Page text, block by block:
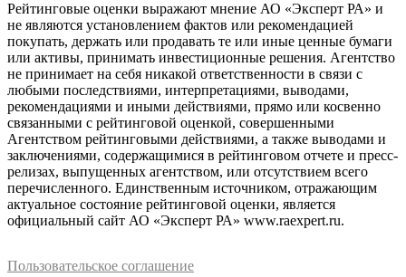
Рейтинговые оценки выражают мнение АО «Эксперт РА» и
не являются установлением фактов или рекомендацией
покупать, держать или продавать те или иные ценные бумаги
или активы, принимать инвестиционные решения. Агентство
не принимает на себя никакой ответственности в связи с
любыми последствиями, интерпретациями, выводами,
рекомендациями и иными действиями, прямо или косвенно
связанными с рейтинговой оценкой, совершенными
Агентством рейтинговыми действиями, а также выводами и
заключениями, содержащимися в рейтинговом отчете и пресс-
релизах, выпущенных агентством, или отсутствием всего
перечисленного. Единственным источником, отражающим
актуальное состояние рейтинговой оценки, является
официальный сайт АО «Эксперт РА» www.raexpert.ru.
Пользовательское соглашение